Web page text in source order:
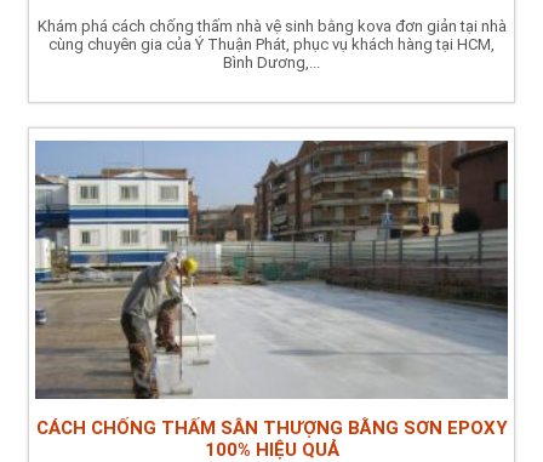
Khám phá cách chống thấm nhà vệ sinh bằng kova đơn giản tại nhà
cùng chuyên gia của Ý Thuận Phát, phục vụ khách hàng tại HCM,
Bình Dương,...
CÁCH CHỐNG THẤM SÂN THƯỢNG BẰNG SƠN EPOXY
100% HIỆU QUẢ